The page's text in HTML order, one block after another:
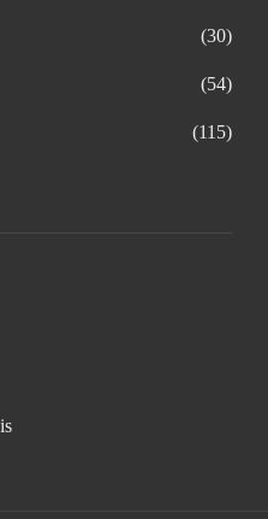
(30)
(54)
(115)